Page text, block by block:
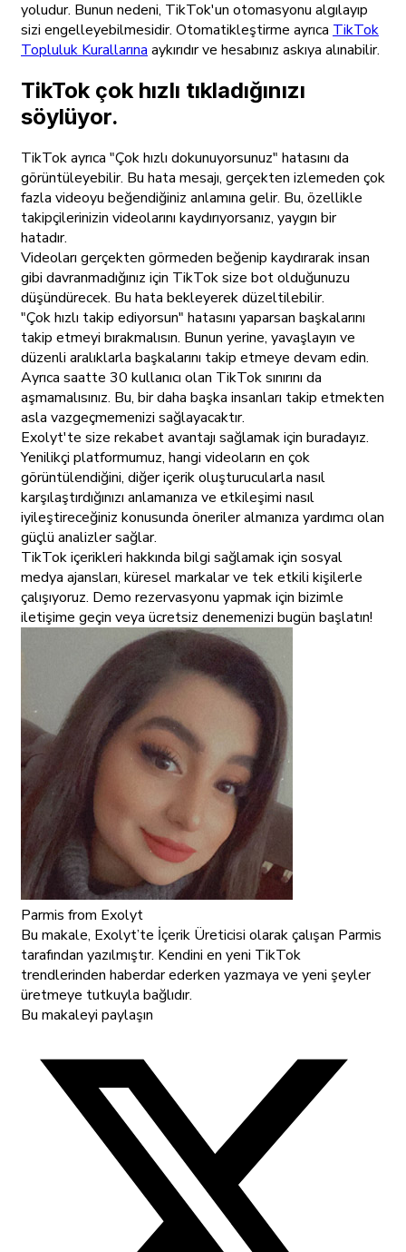
yoludur. Bunun nedeni, TikTok'un otomasyonu algılayıp
sizi engelleyebilmesidir. Otomatikleştirme ayrıca TikTok
Topluluk Kurallarına aykırıdır ve hesabınız askıya alınabilir.
TikTok çok hızlı tıkladığınızı
söylüyor.
TikTok ayrıca "Çok hızlı dokunuyorsunuz" hatasını da
görüntüleyebilir. Bu hata mesajı, gerçekten izlemeden çok
fazla videoyu beğendiğiniz anlamına gelir. Bu, özellikle
takipçilerinizin videolarını kaydırıyorsanız, yaygın bir
hatadır.
Videoları gerçekten görmeden beğenip kaydırarak insan
gibi davranmadığınız için TikTok size bot olduğunuzu
düşündürecek. Bu hata bekleyerek düzeltilebilir.
"Çok hızlı takip ediyorsun" hatasını yaparsan başkalarını
takip etmeyi bırakmalısın. Bunun yerine, yavaşlayın ve
düzenli aralıklarla başkalarını takip etmeye devam edin.
Ayrıca saatte 30 kullanıcı olan TikTok sınırını da
aşmamalısınız. Bu, bir daha başka insanları takip etmekten
asla vazgeçmemenizi sağlayacaktır.
Exolyt'te size rekabet avantajı sağlamak için buradayız.
Yenilikçi platformumuz, hangi videoların en çok
görüntülendiğini, diğer içerik oluşturucularla nasıl
karşılaştırdığınızı anlamanıza ve etkileşimi nasıl
iyileştireceğiniz konusunda öneriler almanıza yardımcı olan
güçlü analizler sağlar.
TikTok içerikleri hakkında bilgi sağlamak için sosyal
medya ajansları, küresel markalar ve tek etkili kişilerle
çalışıyoruz. Demo rezervasyonu yapmak için bizimle
iletişime geçin veya ücretsiz denemenizi bugün başlatın!
Parmis from Exolyt
Bu makale, Exolyt’te İçerik Üreticisi olarak çalışan Parmis
tarafından yazılmıştır. Kendini en yeni TikTok
trendlerinden haberdar ederken yazmaya ve yeni şeyler
üretmeye tutkuyla bağlıdır.
Bu makaleyi paylaşın